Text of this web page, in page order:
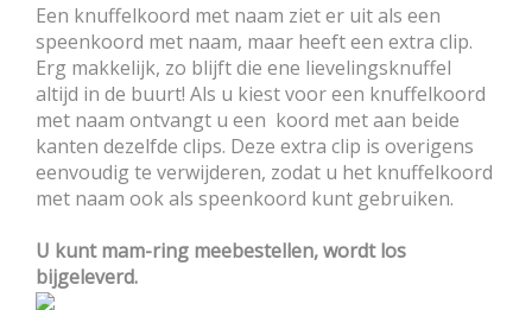
Een knuffelkoord met naam ziet er uit als een
speenkoord met naam, maar heeft een extra clip.
Erg makkelijk, zo blijft die ene lievelingsknuffel
altijd in de buurt! Als u kiest voor een knuffelkoord
met naam ontvangt u een koord met aan beide
kanten dezelfde clips. Deze extra clip is overigens
eenvoudig te verwijderen, zodat u het knuffelkoord
met naam ook als speenkoord kunt gebruiken.
U kunt mam-ring meebestellen, wordt los
bijgeleverd.